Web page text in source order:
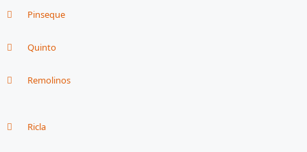
Pinseque
Quinto
Remolinos
Ricla